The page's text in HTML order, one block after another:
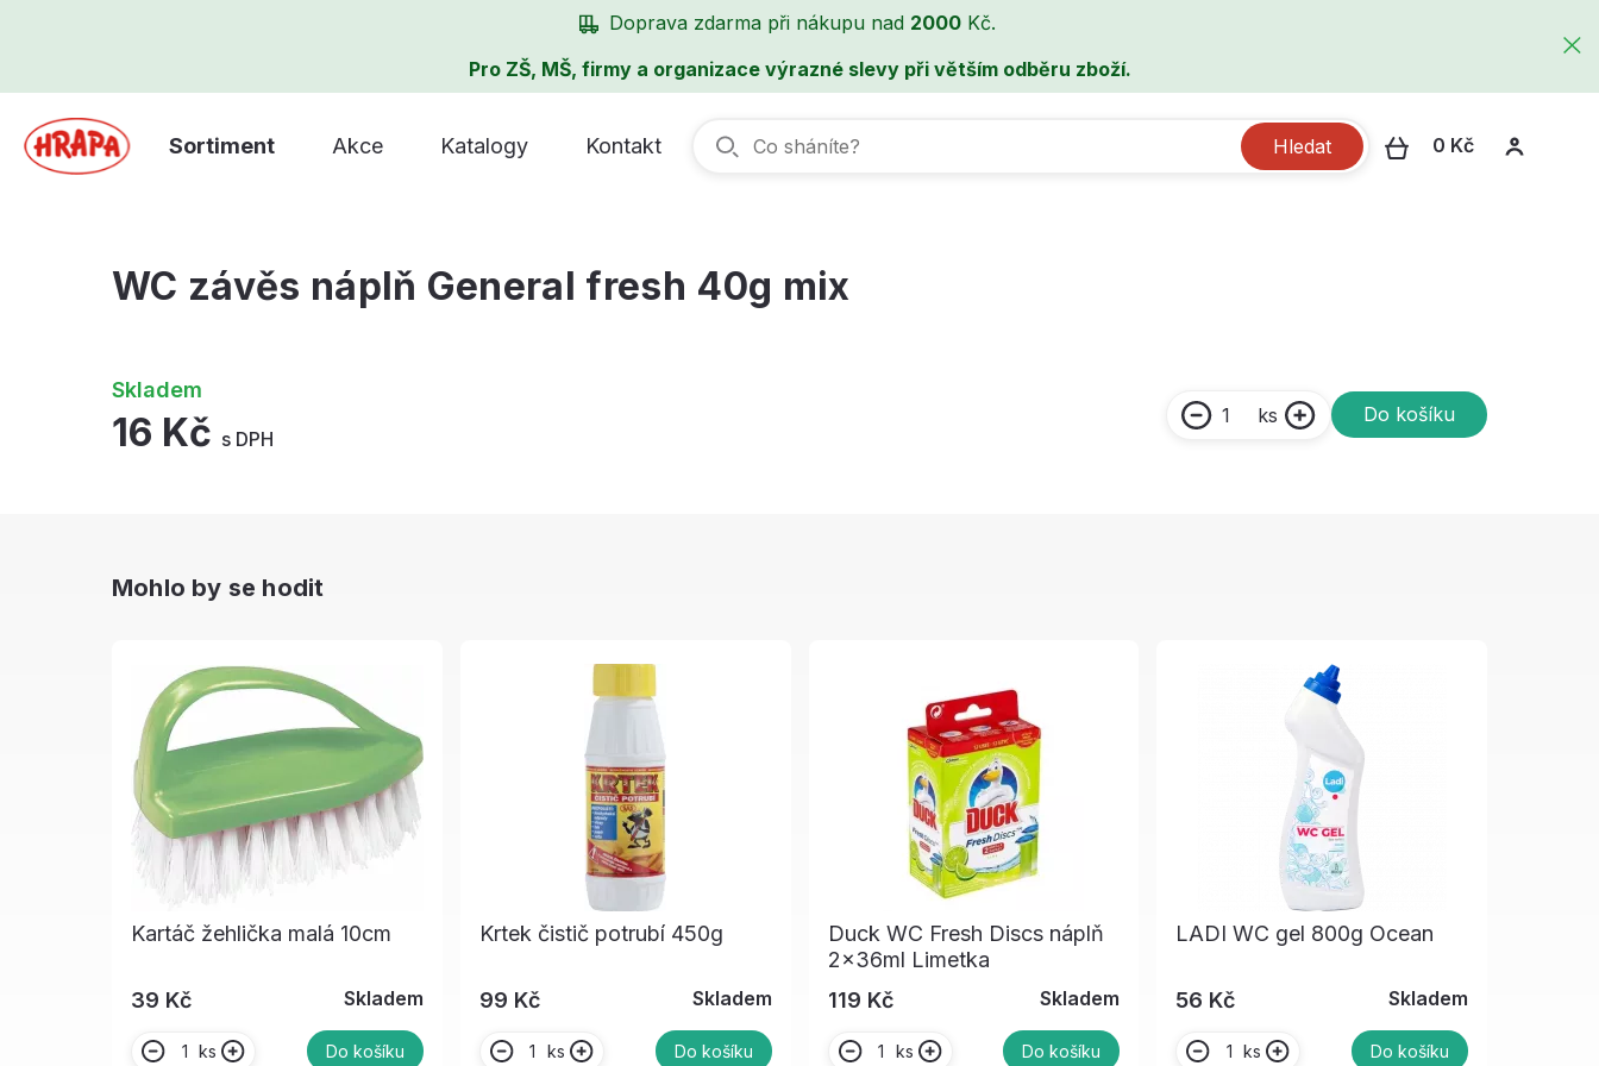
Doprava zdarma při nákupu nad 2000 Kč.
Pro ZŠ, MŠ, firmy a organizace výrazné slevy při větším odběru zboží.
Sortiment Akce Katalogy Kontakt Hledat 0 Kč
WC závěs náplň General fresh 40g mix
Skladem
16 Kč s DPH
ks Do košíku
Mohlo by se hodit
Kartáč žehlička malá 10cm
39 Kč Skladem
ks Do košíku
Krtek čistič potrubí 450g
99 Kč Skladem
ks Do košíku
Duck WC Fresh Discs náplň
2x36ml Limetka
119 Kč
Skladem
ks Do košíku
LADI WC gel 800g Ocean
56 Kč Skladem
ks Do košíku